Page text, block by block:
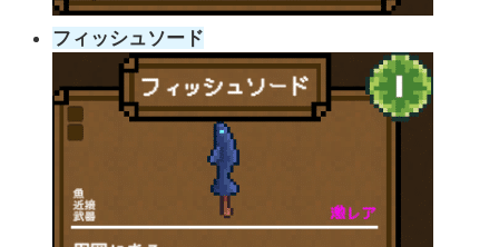
フィッシュソード